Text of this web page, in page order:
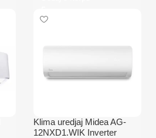
Klima uredjaj Midea AG-
12NXD1.WIK Inverter